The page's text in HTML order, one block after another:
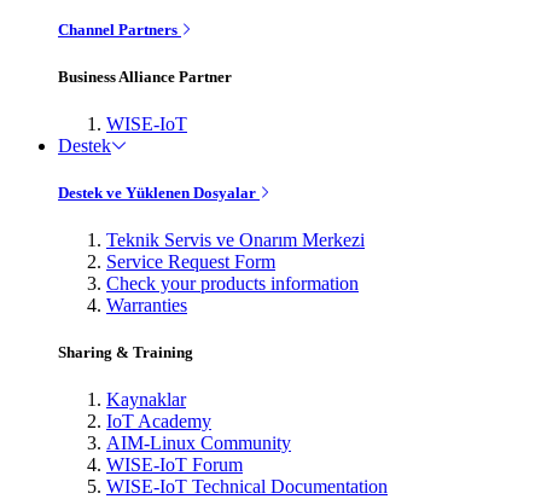
Channel Partners
Business Alliance Partner
WISE-IoT
Destek
Destek ve Yüklenen Dosyalar
Teknik Servis ve Onarım Merkezi
Service Request Form
Check your products information
Warranties
Sharing & Training
Kaynaklar
IoT Academy
AIM-Linux Community
WISE-IoT Forum
WISE-IoT Technical Documentation